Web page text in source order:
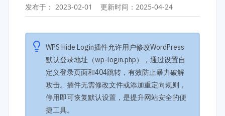
开发教程
主题开发分享
后台开发定制
前端开发技巧
开发文档手册
网站管理运营
WP新闻资讯
技术专题
安全增强
性能优化
WordPress数据库
WooCommerce开发
多语言主题开发
电子商务和支付
发布于： 2023-02-01 更新时间： 2025-04-24
WPS Hide Login插件允许用户修改WordPress
默认登录地址（wp-login.php），通过设置自
定义登录页面和404跳转，有效防止暴力破解
攻击。插件无需修改文件或添加重定向规则，
停用即可恢复默认设置，是提升网站安全的便
捷工具。